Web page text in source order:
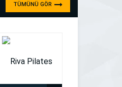
TÜMÜNÜ GÖR